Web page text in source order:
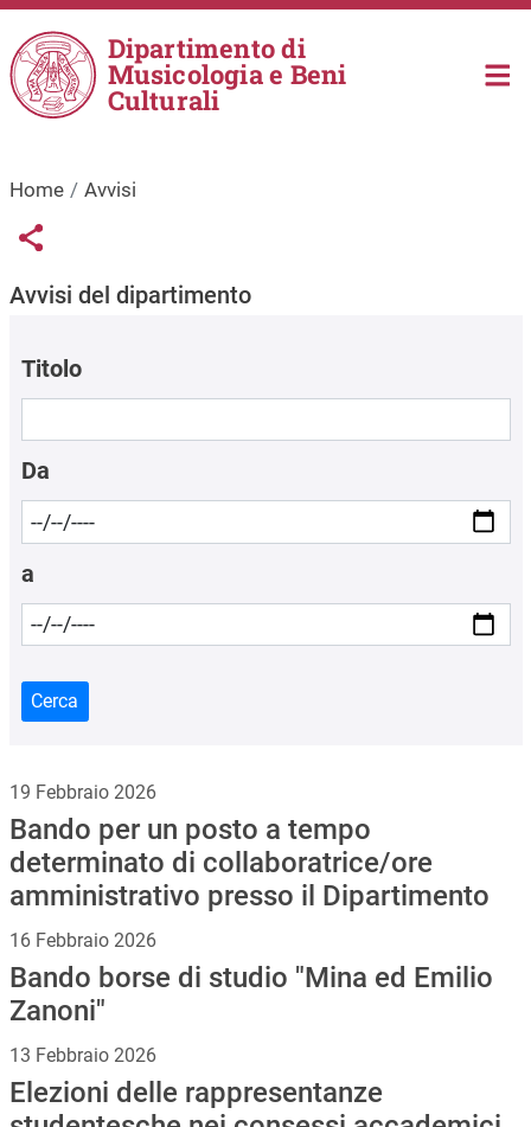
Salta al contenuto principale
Dipartimento di
Musicologia e Beni
Culturali
Home Avvisi
Links condivisione social
Share button
Avvisi del dipartimento
Titolo
Da
a
Cerca
19 Febbraio 2026
Bando per un posto a tempo
determinato di collaboratrice/ore
amministrativo presso il Dipartimento
16 Febbraio 2026
Bando borse di studio "Mina ed Emilio
Zanoni"
13 Febbraio 2026
Elezioni delle rappresentanze